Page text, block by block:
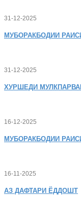
31-12-2025
МУБОРАКБОДИИ
31-12-2025
ХУРШЕДИ
16-12-2025
МУБОРАКБОДИИ
16-11-2025
АЗ ДАФТАРИ ЁДДОШТ